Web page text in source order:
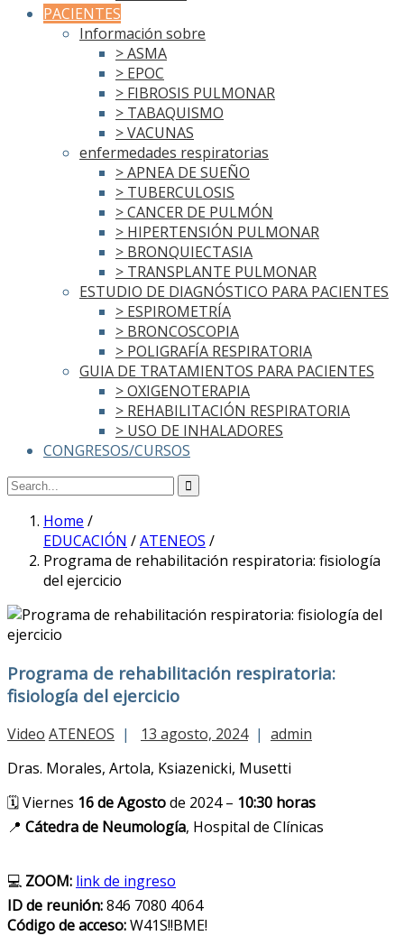
PACIENTES
Información sobre
> ASMA
> EPOC
> FIBROSIS PULMONAR
> TABAQUISMO
> VACUNAS
enfermedades respiratorias
> APNEA DE SUEÑO
> TUBERCULOSIS
> CANCER DE PULMÓN
> HIPERTENSIÓN PULMONAR
> BRONQUIECTASIA
> TRANSPLANTE PULMONAR
ESTUDIO DE DIAGNÓSTICO PARA PACIENTES
> ESPIROMETRÍA
> BRONCOSCOPIA
> POLIGRAFÍA RESPIRATORIA
GUIA DE TRATAMIENTOS PARA PACIENTES
> OXIGENOTERAPIA
> REHABILITACIÓN RESPIRATORIA
> USO DE INHALADORES
CONGRESOS/CURSOS
Home /
EDUCACIÓN /ATENEOS /
Programa de rehabilitación respiratoria: fisiología
del ejercicio
Programa de rehabilitación respiratoria:
fisiología del ejercicio
Video ATENEOS | 13 agosto, 2024| admin
Dras. Morales, Artola, Ksiazenicki, Musetti
🗓️ Viernes 16 de Agostode 2024 – 10:30 horas
📍 Cátedra de Neumología, Hospital de Clínicas
💻 ZOOM: link de ingreso
ID de reunión:846 7080 4064
Código de acceso:W41S!!BME!